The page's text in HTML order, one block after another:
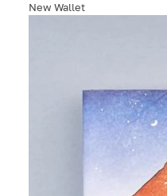
New Wallet